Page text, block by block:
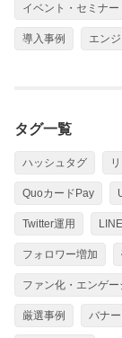
イベント・セミナー
導入事例 エン
タグ一覧
ハッシュタグ
QuoカードPay
Twitter運用
フォロワー増加
ファン化・エンゲー
厳選事例 バナー